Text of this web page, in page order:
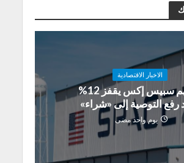
الاخبار الاقتصادية
سهم سبيس إكس يقفز 12%
رفع التوصية إلى «شراء»
يوم واحد مضى